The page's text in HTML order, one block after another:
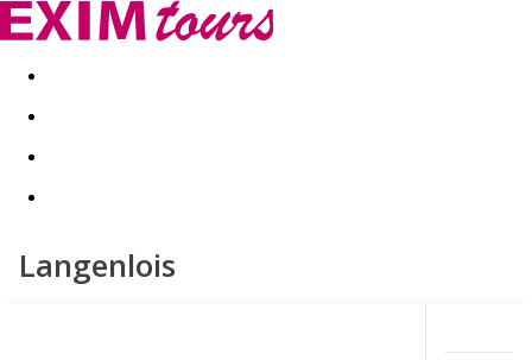
Akční nabídky Last minute
Langenlois